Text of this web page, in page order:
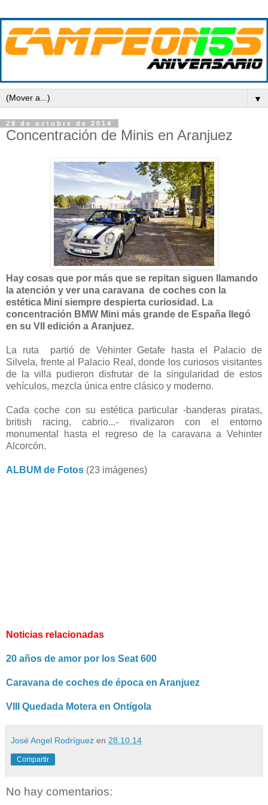
▼
28 de octubre de 2014
Concentración de Minis en Aranjuez
Hay cosas que por más que se repitan siguen llamando
la atención y ver una caravana de coches con la
estética Mini siempre despierta curiosidad. La
concentración BMW Mini más grande de España llegó
en su VII edición a Aranjuez.
La ruta partió de Vehinter Getafe hasta el Palacio de
Silvela, frente al Palacio Real, donde los curiosos visitantes
de la villa pudieron disfrutar de la singularidad de estos
vehículos, mezcla única entre clásico y moderno.
Cada coche con su estética particular -banderas piratas,
british racing, cabrio...- rivalizaron con el entorno
monumental hasta el regreso de la caravana a Vehinter
Alcorcón.
ALBUM de Fotos (23 imágenes)
Noticias relacionadas
20 años de amor por los Seat 600
Caravana de coches de época en Aranjuez
VIII Quedada Motera en Ontígola
José Angel Rodríguez en 28.10.14
Compartir
No hay comentarios: